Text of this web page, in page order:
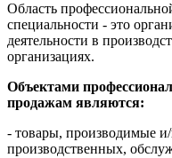
Область
специальности - это
деятельности в
организациях.
Объектами
продажам являются:
- товары, производимые
производственных,